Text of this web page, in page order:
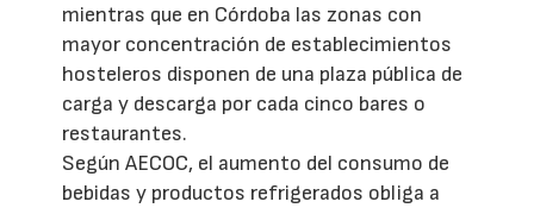
mientras que en Córdoba las zonas con
mayor concentración de establecimientos
hosteleros disponen de una plaza pública de
carga y descarga por cada cinco bares o
restaurantes.
Según AECOC, el aumento del consumo de
bebidas y productos refrigerados obliga a